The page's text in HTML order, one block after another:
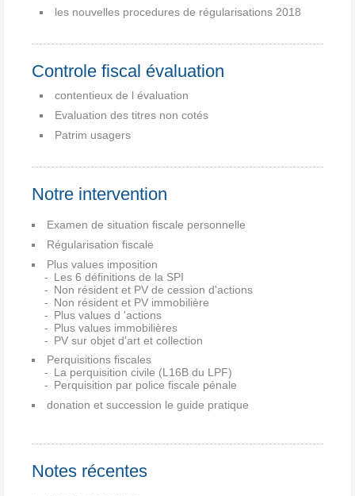
les nouvelles procedures de régularisations 2018
Controle fiscal évaluation
contentieux de l évaluation
Evaluation des titres non cotés
Patrim usagers
Notre intervention
Examen de situation fiscale personnelle
Régularisation fiscale
Plus values imposition
Les 6 définitions de la SPI
Non résident et PV de cession d'actions
Non résident et PV immobilière
Plus values d 'actions
Plus values immobilières
PV sur objet d'art et collection
Perquisitions fiscales
La perquisition civile (L16B du LPF)
Perquisition par police fiscale pénale
donation et succession le guide pratique
Notes récentes